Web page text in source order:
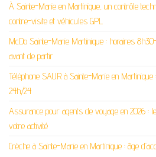
À Sainte-Marie en Martinique, un contrôle
contre-visite et véhicules GPL
McDo Sainte-Marie Martinique : horaires
avant de partir
Téléphone SAUR à Sainte-Marie en
24h/24
Assurance pour agents de voyage en 2026 :
votre activité
Crèche à Sainte-Marie en Martinique : âge